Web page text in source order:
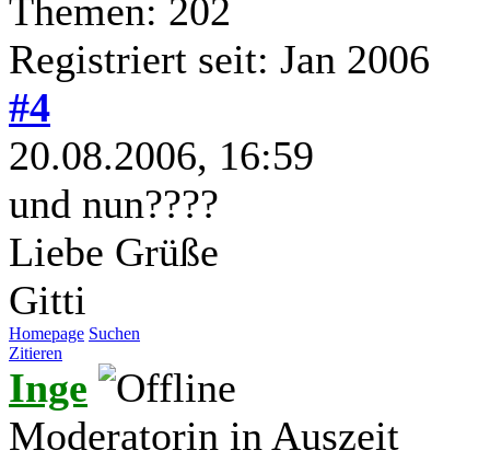
Themen: 202
Registriert seit: Jan 2006
#4
20.08.2006, 16:59
und nun????
Liebe Grüße
Gitti
Homepage Suchen
Zitieren
Inge
Moderatorin in Auszeit